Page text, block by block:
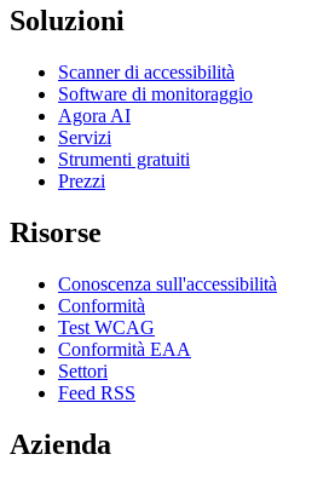
Soluzioni
Scanner di accessibilità
Software di monitoraggio
Agora AI
Servizi
Strumenti gratuiti
Prezzi
Risorse
Conoscenza sull'accessibilità
Conformità
Test WCAG
Conformità EAA
Settori
Feed RSS
Azienda